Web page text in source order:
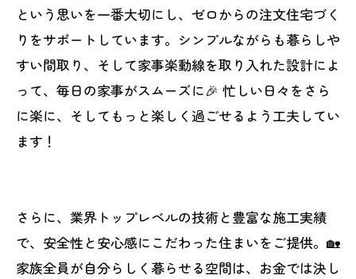
という思いを一番大切にし、ゼロからの注文住宅づく
りをサポートしています。シンプルながらも暮らしや
すい間取り、そして家事楽動線を取り入れた設計によ
って、毎日の家事がスムーズに🎉 忙しい日々をさら
に楽に、そしてもっと楽しく過ごせるよう工夫してい
ます！
さらに、業界トップレベルの技術と豊富な施工実績
で、安全性と安心感にこだわった住まいをご提供。🏡
家族全員が自分らしく暮らせる空間は、お金では決し